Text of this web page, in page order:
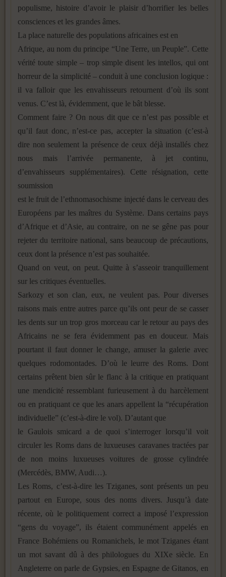
populisme, histoire d’avoir le plaisir d’horrifier les belles
consciences et les grandes âmes.
La place naturelle des populations africaines est en
Afrique, au nom du principe “Une Terre, un Peuple”. Cette
vérité toute simple – trop simple disent les intellos, qui ont
horreur de la simplicité – conduit à une conclusion logique :
il va falloir que les envahisseurs retournent d’où ils sont
venus. C’est là, évidemment, que le bât blesse.
Comment faire ? On nous dit que ce n’est pas possible et
qu’il faut donc, n’est-ce pas, accepter la situation (c’est-à
dire non seulement la présence de ceux déjà installés chez
nous mais l’arrivée permanente, à jet continu,
d’envahisseurs supplémentaires). Cette résignation, cette
soumission
est le fruit de l’ethnomasochisme injecté dans le cerveau des
Européens par les maîtres du Système. Dans certains pays
d’Afrique et d’Asie, au contraire, on ne se gêne pas pour
rejeter du territoire national, sans beaucoup de précautions,
ceux dont la présence n’est pas souhaitée.
Quand on veut, on peut. Quitte à s’asseoir tranquillement
sur les critiques éventuelles.
Sarkozy et son clan, eux, ne veulent pas. Pour diverses
raisons mais entre autres parce qu’ils ont peur de se casser
les dents sur un trop gros morceau car le retour au pays des
Africains ne se fera évidemment pas en douceur. Mais
pourtant il faut donner le change, amuser la galerie avec
quelques rodomontades. D’où le leurre des Roms. Dont
certains prêtent bien sûr le flanc à la critique en pratiquant
une mendicité ressemblant furieusement à du harcèlement
ou en pratiquant ce que les anars appellent la “récupération
individuelle” (c’est-à-dire le vol). D’autant que
le Gaulois smicard a de quoi s’interroger lorsqu’il voit
circuler les Roms dans de luxueuses caravanes tractées par
de non moins luxueuses voitures de grosse cylindrée
(Mercédès, BMW, Audi…).
Les Roms, c’est-à-dire les Tziganes, sont présents un peu
partout en Europe, sous des noms divers. Jusqu’à date
récente, où le politiquement correct a imposé l’expression
“gens du voyage”, ils étaient communément appelés en
France Bohémiens ou Romanichels, le mot Tziganes étant
un mot savant dû à des philologues du XIXe siècle. En
Angleterre on parle de Gypsies, en Espagne de Gitanos, en